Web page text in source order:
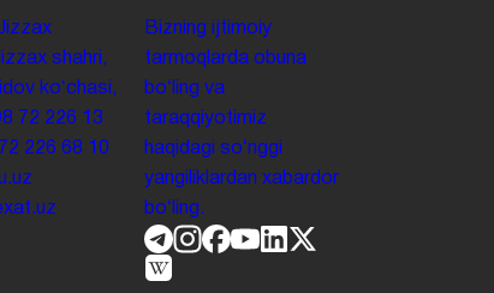
shahri,
koʻchasi,
72 226 13
226 68 10
Bizning ijtimoiy
tarmoqlarda obuna
boʻling va
taraqqiyotimiz
haqidagi soʻnggi
yangiliklardan xabardor
boʻling.